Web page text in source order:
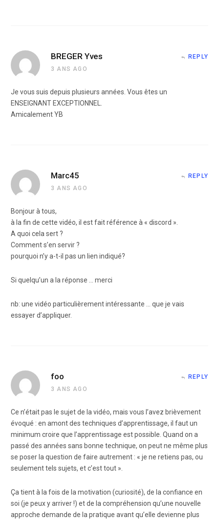
BREGER Yves
3 ANS AGO
REPLY
Je vous suis depuis plusieurs années. Vous êtes un
ENSEIGNANT EXCEPTIONNEL.
Amicalement YB
Marc45
3 ANS AGO
REPLY
Bonjour à tous,
à la fin de cette vidéo, il est fait référence à « discord ».
A quoi cela sert ?
Comment s’en servir ?
pourquoi n’y a-t-il pas un lien indiqué?
Si quelqu’un a la réponse … merci
nb: une vidéo particulièrement intéressante … que je vais
essayer d’appliquer.
foo
3 ANS AGO
REPLY
Ce n’était pas le sujet de la vidéo, mais vous l’avez brièvement
évoqué : en amont des techniques d’apprentissage, il faut un
minimum croire que l’apprentissage est possible. Quand on a
passé des années sans bonne technique, on peut ne même plus
se poser la question de faire autrement : « je ne retiens pas, ou
seulement tels sujets, et c’est tout ».
Ça tient à la fois de la motivation (curiosité), de la confiance en
soi (je peux y arriver !) et de la compréhension qu’une nouvelle
approche demande de la pratique avant qu’elle devienne plus